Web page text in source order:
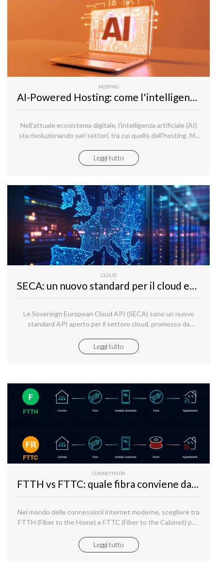
HOSTING
AI-Powered Hosting: come l'intelligenza artificiale sta trasformando i servizi di hosting
Nell’attuale ecosistema digitale, l'intelligenza artificiale (AI)
sta rivoluzionando vari settori, tra cui quello dell'hosting. Ma
modo questo cambiamento sta influenzando il modo in cui
costruiamo e gestiamo i nostri siti web?
Leggi tutto
CLOUD
SECA: un nuovo standard per il cloud europeo
Le Sovereign European Cloud API (SECA) sono un nuovo
standard API aperto per il settore cloud, promosso da
Leggi tutto
CONNETTIVITÀ
FTTH vs FTTC: quale fibra conviene davvero nel 2025?
Nel mondo delle connessioni internet moderne, scegliere tra
FTTH (Fiber to the Home) e FTTC (Fiber to the Cabinet) può
le differenze tecniche.
Leggi tutto